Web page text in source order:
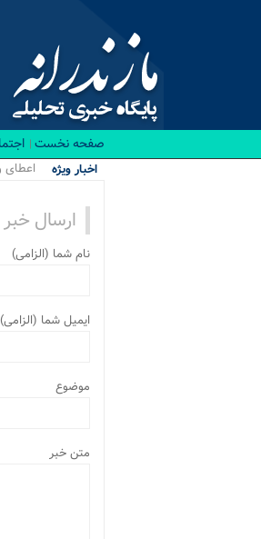
صفحه نخست
اخبار ویژه اعطای وام ۵۰۰ میلیون تومانی با بازپرداخت ۲۰ ساله
ارسال خبر
نام شما (الزامی)
ایمیل شما (الزامی)
موضوع
متن خبر